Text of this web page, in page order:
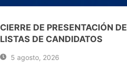
CIERRE DE PRESENTACIÓN DE
LISTAS DE CANDIDATOS
5 agosto, 2026